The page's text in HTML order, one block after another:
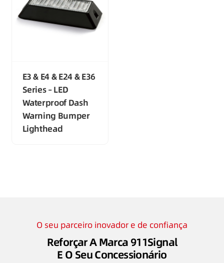
E3 & E4 & E24 & E36
Series – LED
Waterproof Dash
Warning Bumper
Lighthead
O seu parceiro inovador e de confiança
Reforçar A Marca 911Signal
E O Seu Concessionário